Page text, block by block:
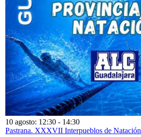
10 agosto: 12:30 - 14:30
Pastrana. XXXVII Interpueblos de Natación